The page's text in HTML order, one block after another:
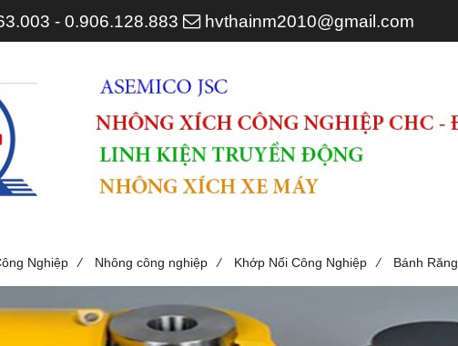
- 0.906.128.883 hvthainm2010@gmail.com
Nghiệp / Nhông công nghiệp / Khớp Nối Công Nghiệp / Bánh Răng